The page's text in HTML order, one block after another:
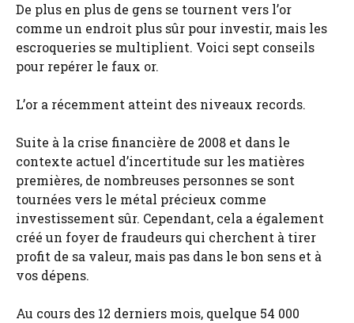
De plus en plus de gens se tournent vers l’or
comme un endroit plus sûr pour investir, mais les
escroqueries se multiplient. Voici sept conseils
pour repérer le faux or.
L’or a récemment atteint des niveaux records.
Suite à la crise financière de 2008 et dans le
contexte actuel d’incertitude sur les matières
premières, de nombreuses personnes se sont
tournées vers le métal précieux comme
investissement sûr. Cependant, cela a également
créé un foyer de fraudeurs qui cherchent à tirer
profit de sa valeur, mais pas dans le bon sens et à
vos dépens.
Au cours des 12 derniers mois, quelque 54 000